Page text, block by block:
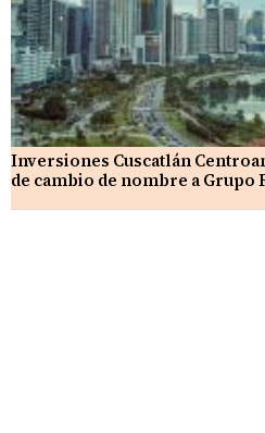
Inversiones Cuscatlán
de cambio de nombre a Grupo